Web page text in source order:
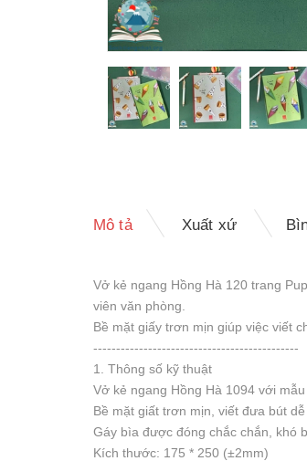
Mô tả Xuất xứ
Vở kẻ ngang Hồng Hà 120 trang
viên văn phòng.
Bề mặt giấy trơn mịn giúp việc viết
---------------------------------------------
1. Thông số kỹ thuật
Vở kẻ ngang Hồng Hà 1094 với
Bề mặt giất trơn mịn, viết đưa bút dễ
Gáy bìa được đóng chắc chắn, khó
Kích thước: 175 * 250 (±2mm)